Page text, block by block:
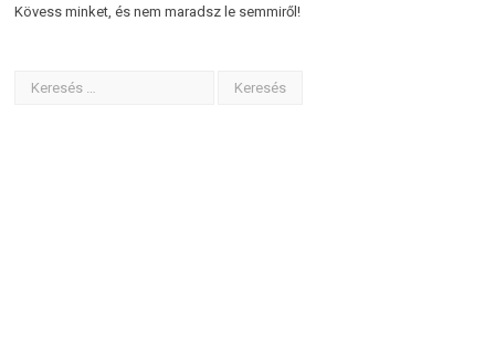
Kövess minket, és nem maradsz le semmiről!